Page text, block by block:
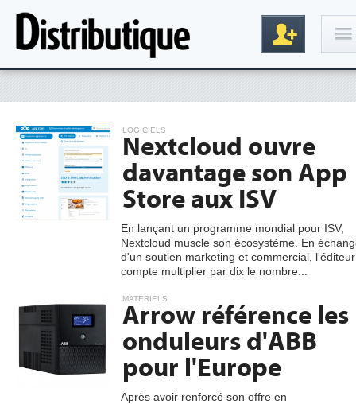
Inscription
LOGICIELS
Nextcloud ouvre
davantage son App
Store aux ISV
En lançant un programme mondial pour ISV,
Nextcloud muscle son écosystème. En
d'un soutien marketing et commercial, l'éditeur
compte multiplier par dix le nombre...
MATÉRIELS
Arrow référence les
onduleurs d'ABB
pour l'Europe
Après avoir renforcé son offre en